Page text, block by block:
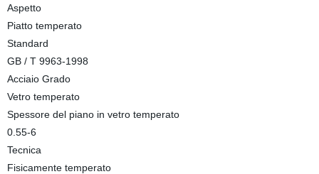
Aspetto
Piatto temperato
Standard
GB / T 9963-1998
Acciaio Grado
Vetro temperato
Spessore del piano in vetro temperato
0.55-6
Tecnica
Fisicamente temperato